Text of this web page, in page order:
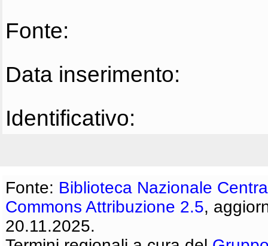
Fonte:
Data inserimento:
Identificativo:
Fonte: Biblioteca Nazionale
Commons Attribuzione 2.5,
20.11.2025.